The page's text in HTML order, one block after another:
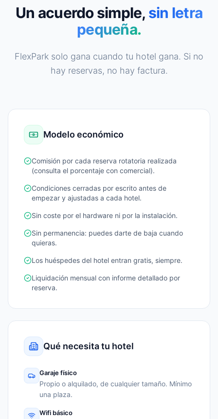
Un acuerdo simple, sin letra
pequeña.
FlexPark solo gana cuando tu hotel gana. Si no
hay reservas, no hay factura.
Modelo económico
Comisión por cada reserva rotatoria realizada
(consulta el porcentaje con comercial).
Condiciones cerradas por escrito antes de
empezar y ajustadas a cada hotel.
Sin coste por el hardware ni por la instalación.
Sin permanencia: puedes darte de baja cuando
quieras.
Los huéspedes del hotel entran gratis, siempre.
Liquidación mensual con informe detallado por
reserva.
Qué necesita tu hotel
Garaje físico
Propio o alquilado, de cualquier tamaño. Mínimo
una plaza.
Wifi básico